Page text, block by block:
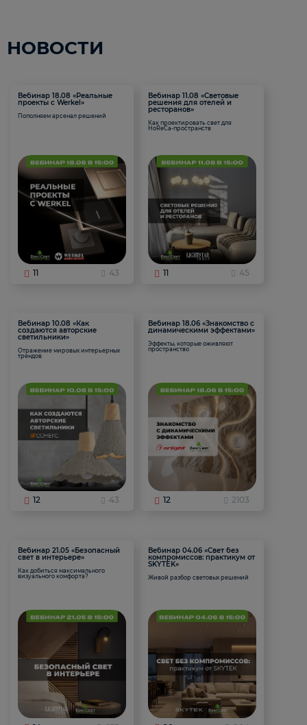
НОВОСТИ
Вебинар 18.08 «Реальные
проекты с Werkel»
Пополняем арсенал решений
11 43
Вебинар 11.08 «Световые
решения для отелей и
ресторанов»
Как проектировать свет для
HoReCa-пространств
11 45
Вебинар 10.08 «Как
создаются авторские
светильники»
Отражение мировых интерьерных
трендов
12 43
Вебинар 18.06 «Знакомство с
динамическими эффектами»
Эффекты, которые оживляют
пространство
12 2103
Вебинар 21.05 «Безопасный
свет в интерьере»
Как добиться максимального
визуального комфорта?
Вебинар 04.06 «Свет без
компромиссов: практикум от
SKYTEK»
Живой разбор световых решений